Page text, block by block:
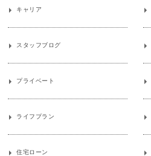
キャリア
スタッフブログ
プライベート
ライフプラン
住宅ローン